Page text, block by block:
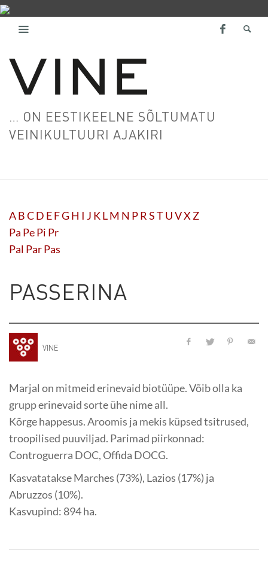
… ON EESTIKEELNE SÕLTUMATU
VEINIKULTUURI AJAKIRI
ABCD EFGH I J KLM N PRSTUVX Z
Pa PePi Pr
Pal ParPas
PASSERINA
VINE
Marjal on mitmeid erinevaid biotüüpe. Võib olla ka
grupp erinevaid sorte ühe nime all.
Kõrge happesus. Aroomis ja mekis küpsed tsitrused,
troopilised puuviljad. Parimad piirkonnad:
Controguerra DOC, Offida DOCG.
Kasvatatakse Marches (73%), Lazios (17%) ja
Abruzzos (10%).
Kasvupind: 894 ha.